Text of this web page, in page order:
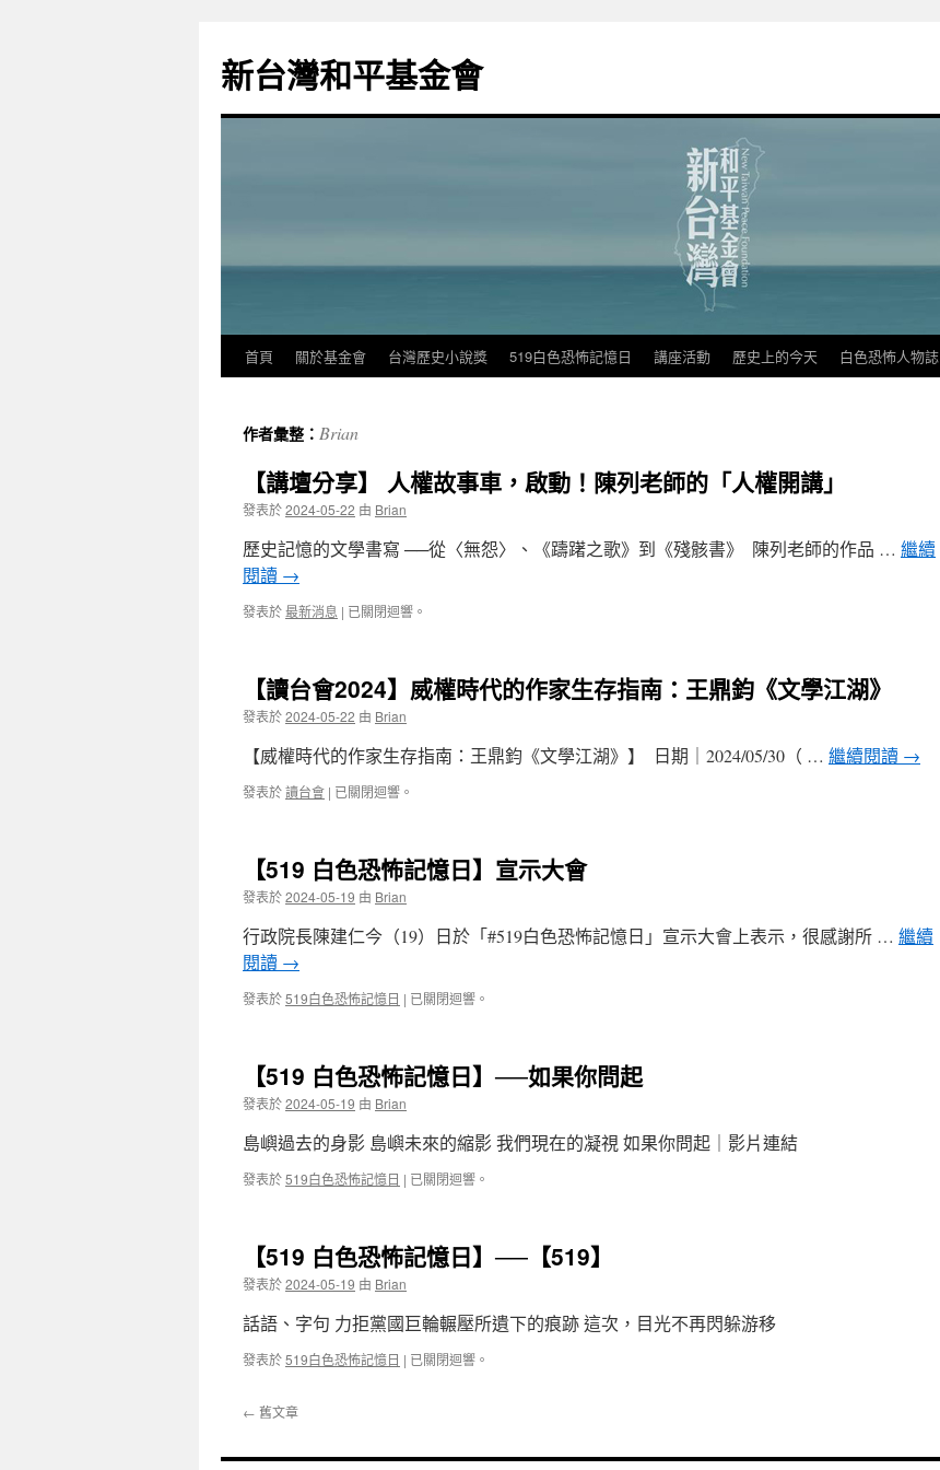
新台灣和平基金會
首頁 關於基金會 台灣歷史小說獎 519白色恐怖記憶日 講座活動 歷史上的今天 白色恐怖人物誌
作者彙整： Brian
【講壇分享】 人權故事車，啟動！陳列老師的「人權開講」
發表於2024-05-22 由 Brian
歷史記憶的文學書寫 ──從〈無怨〉、《躊躇之歌》到《殘骸書》 ​ 陳列老師的作品 … 繼續
閱讀 →
發表於最新消息 | 已關閉迴響。
【讀台會2024】威權時代的作家生存指南：王鼎鈞《文學江湖》
發表於2024-05-22 由 Brian
【威權時代的作家生存指南：王鼎鈞《文學江湖》】 ​ 日期｜2024/05/30（ … 繼續閱讀 →
發表於讀台會 | 已關閉迴響。
【519 白色恐怖記憶日】宣示大會
發表於2024-05-19 由 Brian
​行政院長陳建仁今（19）日於「#519白色恐怖記憶日」宣示大會上表示，很感謝所 … 繼續
閱讀 →
發表於519白色恐怖記憶日 | 已關閉迴響。
【519 白色恐怖記憶日】──如果你問起
發表於2024-05-19 由 Brian
島嶼過去的身影 島嶼未來的縮影 我們現在的凝視 如果你問起｜影片連結
發表於519白色恐怖記憶日 | 已關閉迴響。
【519 白色恐怖記憶日】──【519】
發表於2024-05-19 由 Brian
話語、字句 力拒黨國巨輪輾壓所遺下的痕跡 這次，目光不再閃躲游移
發表於519白色恐怖記憶日 | 已關閉迴響。
← 舊文章